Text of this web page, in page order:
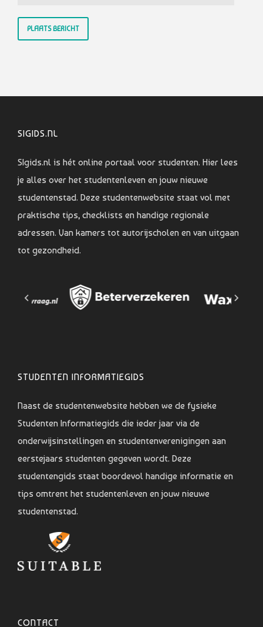
SIGIDS.NL
SIgids.nl is hét online portaal voor studenten. Hier lees
je alles over het studentenleven en jouw nieuwe
studentenstad. Deze studentenwebsite staat vol met
praktische tips, checklists en handige regionale
adressen. Van kamers tot autorijscholen en van uitgaan
tot gezondheid.
STUDENTEN INFORMATIEGIDS
Naast de studentenwebsite hebben we de fysieke
Studenten Informatiegids die ieder jaar via de
onderwijsinstellingen en studentenverenigingen aan
eerstejaars studenten gegeven wordt. Deze
studentengids staat boordevol handige informatie en
tips omtrent het studentenleven en jouw nieuwe
studentenstad.
CONTACT